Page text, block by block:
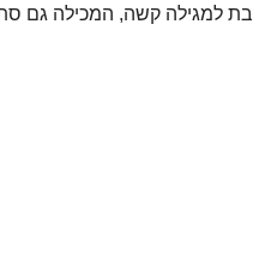
למגילה קשה, המכילה גם